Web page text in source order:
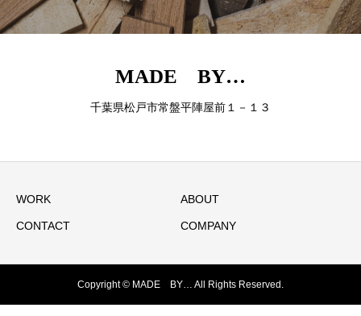
MADE BY…
千葉県松戸市常盤平陣屋前１－１３
WORK ABOUT
CONTACT COMPANY
Copyright © MADE BY… All Rights Reserved.